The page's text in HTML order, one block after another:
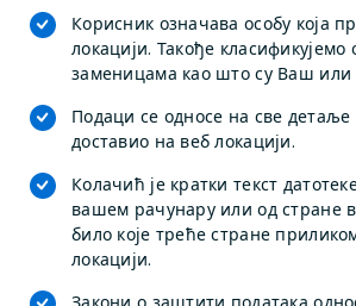
Корисник означава особу која
локацији. Такође класификујемо
заменицама као што су Ваш или
Подаци се односе на све детаље
доставио на веб локацији.
Колачић је кратки текст
вашем рачунару или од стране
било које треће стране
локацији.